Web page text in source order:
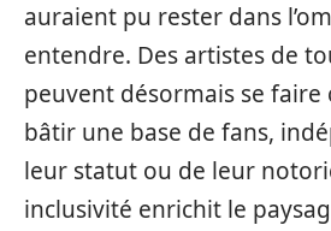
auraient pu rester dans
entendre. Des artistes de
peuvent désormais se
bâtir une base de fans,
leur statut ou de leur
inclusivité enrichit le